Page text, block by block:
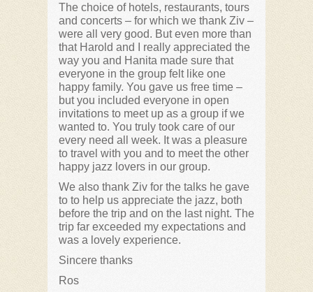
The choice of hotels, restaurants, tours
and concerts – for which we thank Ziv –
were all very good. But even more than
that Harold and I really appreciated the
way you and Hanita made sure that
everyone in the group felt like one
happy family. You gave us free time –
but you included everyone in open
invitations to meet up as a group if we
wanted to. You truly took care of our
every need all week. It was a pleasure
to travel with you and to meet the other
happy jazz lovers in our group.
We also thank Ziv for the talks he gave
to to help us appreciate the jazz, both
before the trip and on the last night. The
trip far exceeded my expectations and
was a lovely experience.
Sincere thanks
Ros